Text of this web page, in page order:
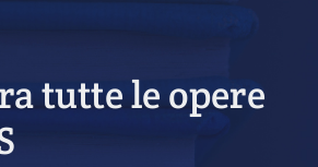
tutte le opere